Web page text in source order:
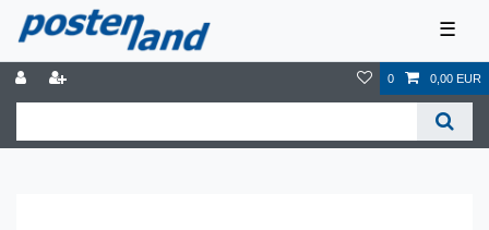
☰
0 0,00 EUR